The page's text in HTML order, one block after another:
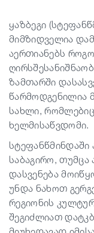
ყაზბეგი
მიმზიდველია
აერთიანებს
ზამთარში
წარმოდგენილია
სახლი,
ხელმისაწვდომი.
სტეფანწმინდაში
საბაგირო,
დასვენება
უნდა ნახოთ
რეგიონის
შეგიძლიათ